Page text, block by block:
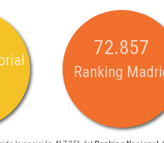
72.857
Ranking